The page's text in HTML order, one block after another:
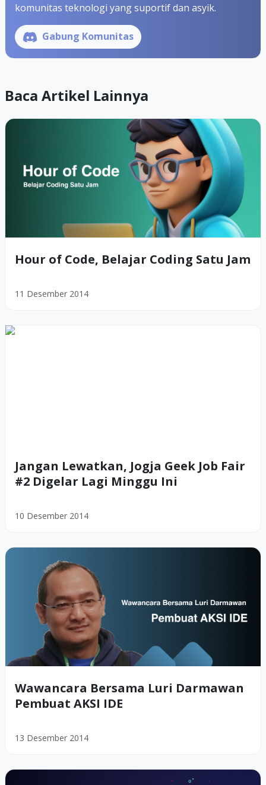
komunitas teknologi yang suportif dan asyik.
Gabung Komunitas
Baca Artikel Lainnya
Hour of Code, Belajar Coding Satu Jam
11 Desember 2014
Jangan Lewatkan, Jogja Geek Job Fair
#2 Digelar Lagi Minggu Ini
10 Desember 2014
Wawancara Bersama Luri Darmawan
Pembuat AKSI IDE
13 Desember 2014